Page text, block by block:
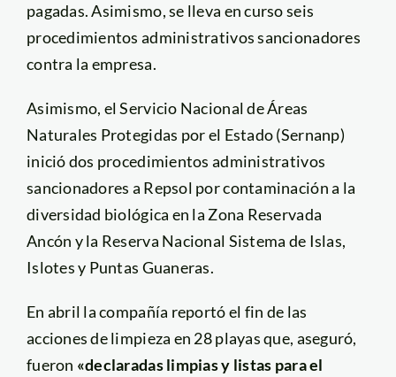
pagadas. Asimismo, se lleva en curso seis
procedimientos administrativos sancionadores
contra la empresa.
Asimismo, el Servicio Nacional de Áreas
Naturales Protegidas por el Estado (Sernanp)
inició dos procedimientos administrativos
sancionadores a Repsol por contaminación a la
diversidad biológica en la Zona Reservada
Ancón y la Reserva Nacional Sistema de Islas,
Islotes y Puntas Guaneras.
En abril la compañía reportó el fin de las
acciones de limpieza en 28 playas que, aseguró,
fueron «declaradas limpias y listas para el